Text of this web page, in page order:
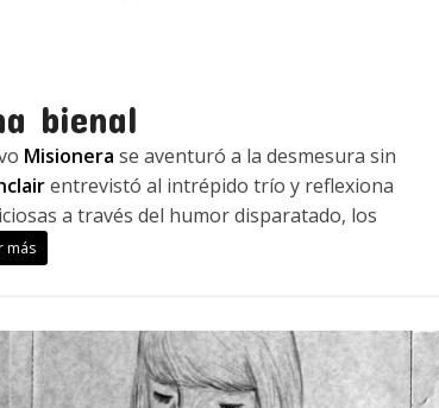
bienal
Misionera se aventuró a la desmesura sin
entrevistó al intrépido trío y reflexiona
a través del humor disparatado, los
más